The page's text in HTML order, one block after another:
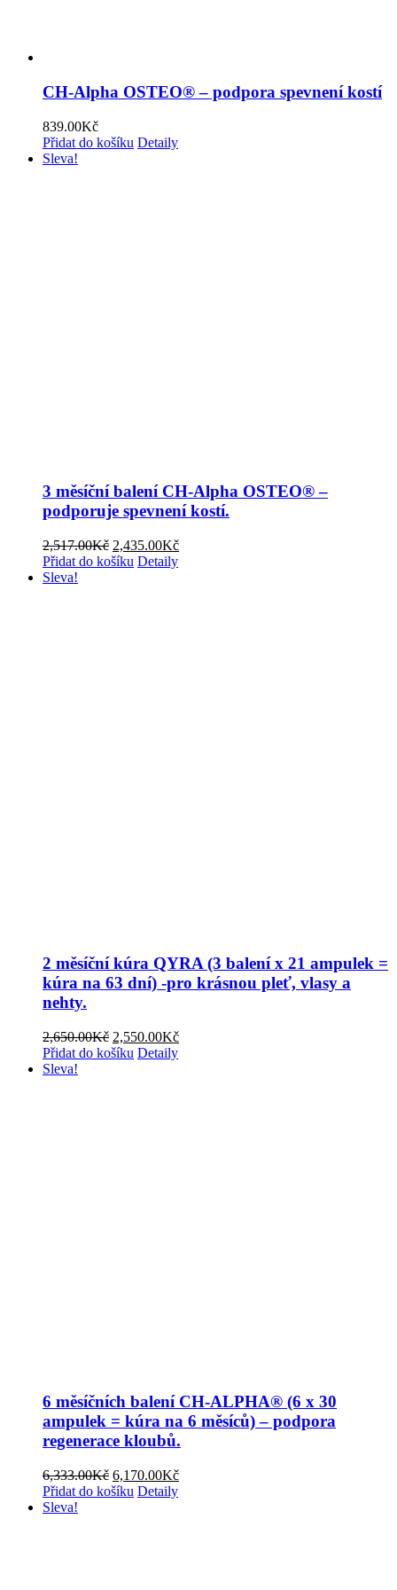
CH-Alpha OSTEO® – podpora spevnení kostí
839.00Kč
Přidat do košíku Detaily
Sleva!
3 měsíční balení CH-Alpha OSTEO® –
podporuje spevnení kostí.
2,517.00Kč Původní
cena
2,435.00KčAktuální
Přidat do košíku Detaily
Sleva!
2 měsíční kúra QYRA (3 balení x 21 ampulek =
kúra na 63 dní) -pro krásnou pleť, vlasy a
nehty.
2,650.00Kč Původní
cena
2,550.00KčAktuální
Přidat do košíku Detaily
Sleva!
6 měsíčních balení CH-ALPHA® (6 x 30
ampulek = kúra na 6 měsíců) – podpora
regenerace kloubů.
6,333.00Kč Původní
cena
6,170.00KčAktuální
Přidat do košíku Detaily
Sleva!